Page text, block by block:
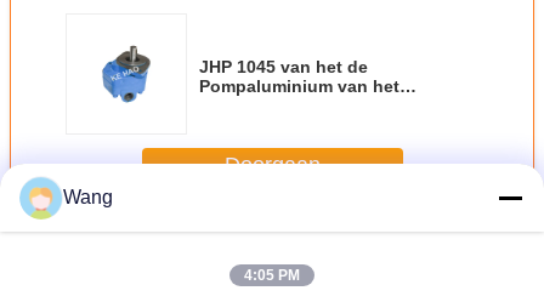
JHP 1045 van het de
Pompaluminium van het
Doorgaan
MeerDe pomp van het ladertoestel
Wang
4:05 PM